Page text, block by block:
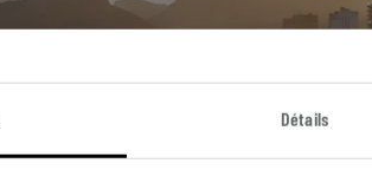
Détails
Nos 11 idées de